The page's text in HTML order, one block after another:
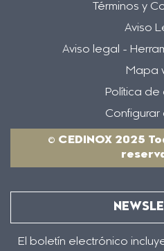
Términos y
Aviso
Aviso legal -
Mapa
Política de
Configurar
© CEDINOX 2025
El boletín electrónico